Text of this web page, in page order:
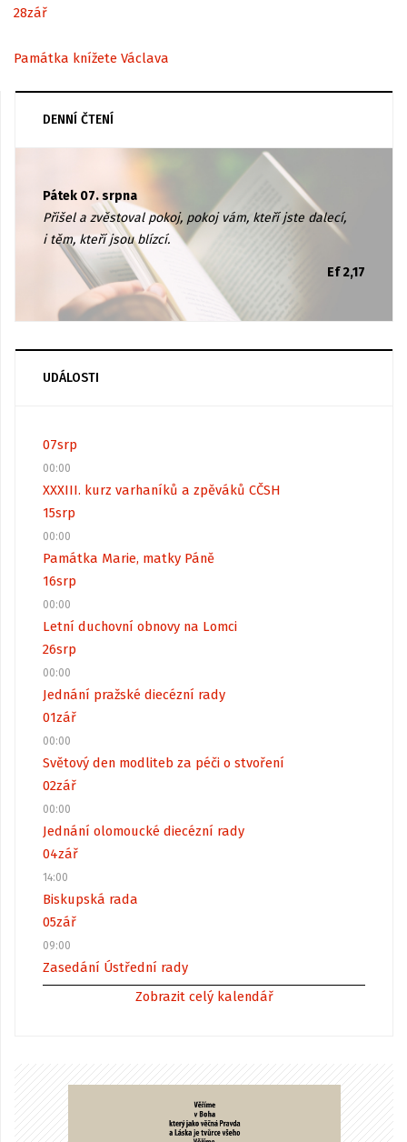
28zář
Památka knížete Václava
DENNÍ ČTENÍ
Pátek 07. srpna
Přišel a zvěstoval pokoj, pokoj vám, kteří jste dalecí,
i těm, kteří jsou blízcí.
Ef 2,17
UDÁLOSTI
07srp
00:00
XXXIII. kurz varhaníků a zpěváků CČSH
15srp
00:00
Památka Marie, matky Páně
16srp
00:00
Letní duchovní obnovy na Lomci
26srp
00:00
Jednání pražské diecézní rady
01zář
00:00
Světový den modliteb za péči o stvoření
02zář
00:00
Jednání olomoucké diecézní rady
04zář
14:00
Biskupská rada
05zář
09:00
Zasedání Ústřední rady
Zobrazit celý kalendář